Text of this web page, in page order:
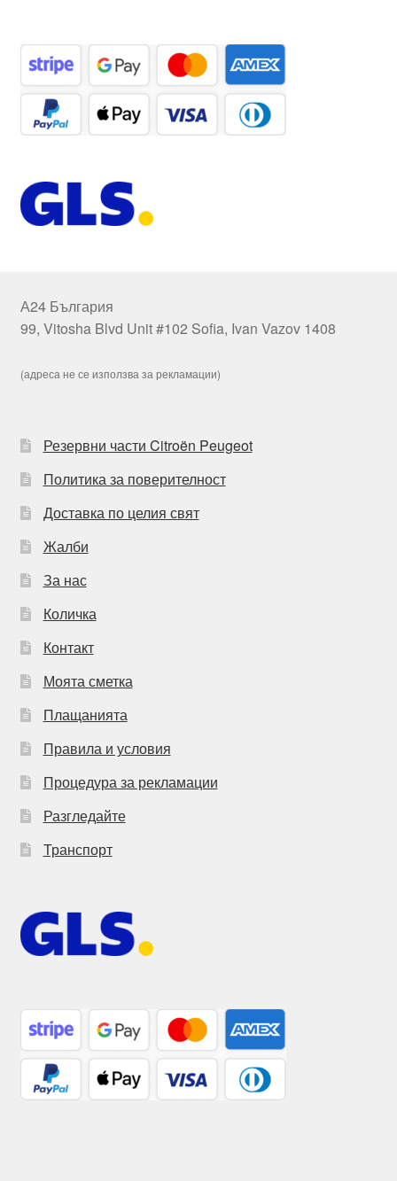
А24 България
99, Vitosha Blvd Unit #102 Sofia, Ivan Vazov 1408
(адреса не се използва за рекламации)
Резервни части Citroën Peugeot
Политика за поверителност
Доставка по целия свят
Жалби
За нас
Количка
Контакт
Моята сметка
Плащанията
Правила и условия
Процедура за рекламации
Разгледайте
Транспорт